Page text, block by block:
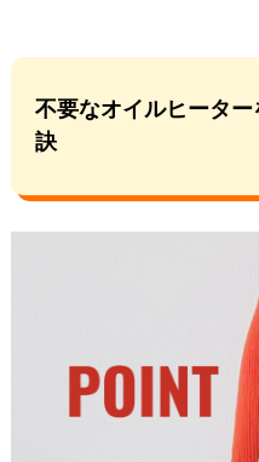
不要なオイルヒータ
訣